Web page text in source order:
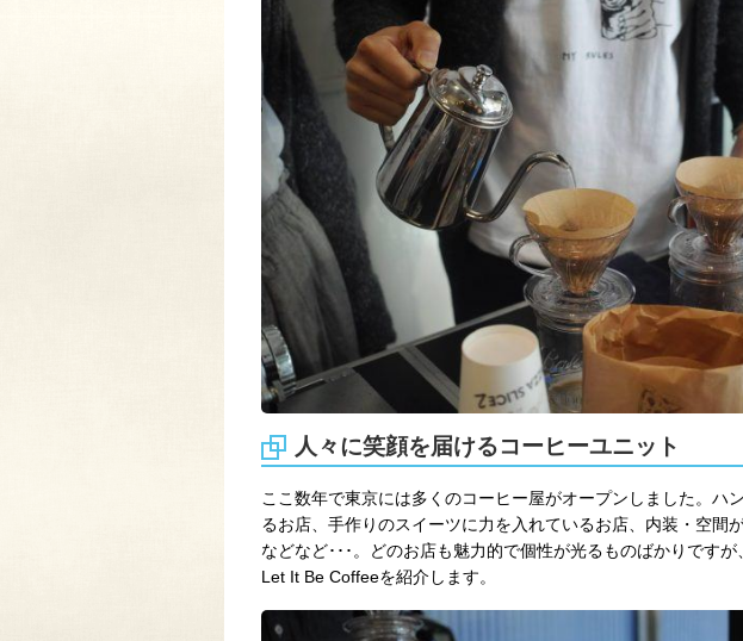
人々に笑顔を届けるコーヒーユニット
ここ数年で東京には多くのコーヒー屋がオープンしました。ハ
るお店、手作りのスイーツに力を入れているお店、内装・空間
などなど･･･。どのお店も魅力的で個性が光るものばかりです
Let It Be Coffeeを紹介します。